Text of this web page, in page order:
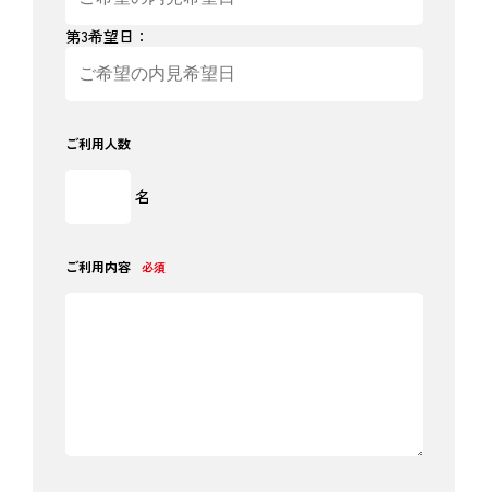
第3希望日：
ご利用人数
名
ご利用内容 必須